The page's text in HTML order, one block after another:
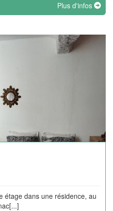
Plus d'infos
étage dans une résidence, au